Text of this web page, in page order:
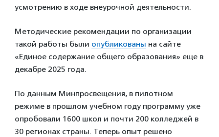
усмотрению в ходе внеурочной деятельности.
Методические рекомендации по организации
такой работы были опубликованы на сайте
«Единое содержание общего образования» еще в
декабре 2025 года.
По данным Минпросвещения, в пилотном
режиме в прошлом учебном году программу уже
опробовали 1600 школ и почти 200 колледжей в
30 регионах страны. Теперь опыт решено